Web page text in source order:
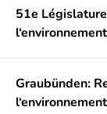
51e
Graubünden: